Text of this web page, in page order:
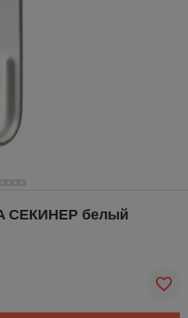
СЕКИНЕР белый